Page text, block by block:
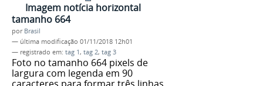
Imagem notícia horizontal
tamanho 664
por Brasil
— última modificação 01/11/2018 12h01
— registrado em: tag 1, tag 2, tag 3
Foto no tamanho 664 pixels de
largura com legenda em 90